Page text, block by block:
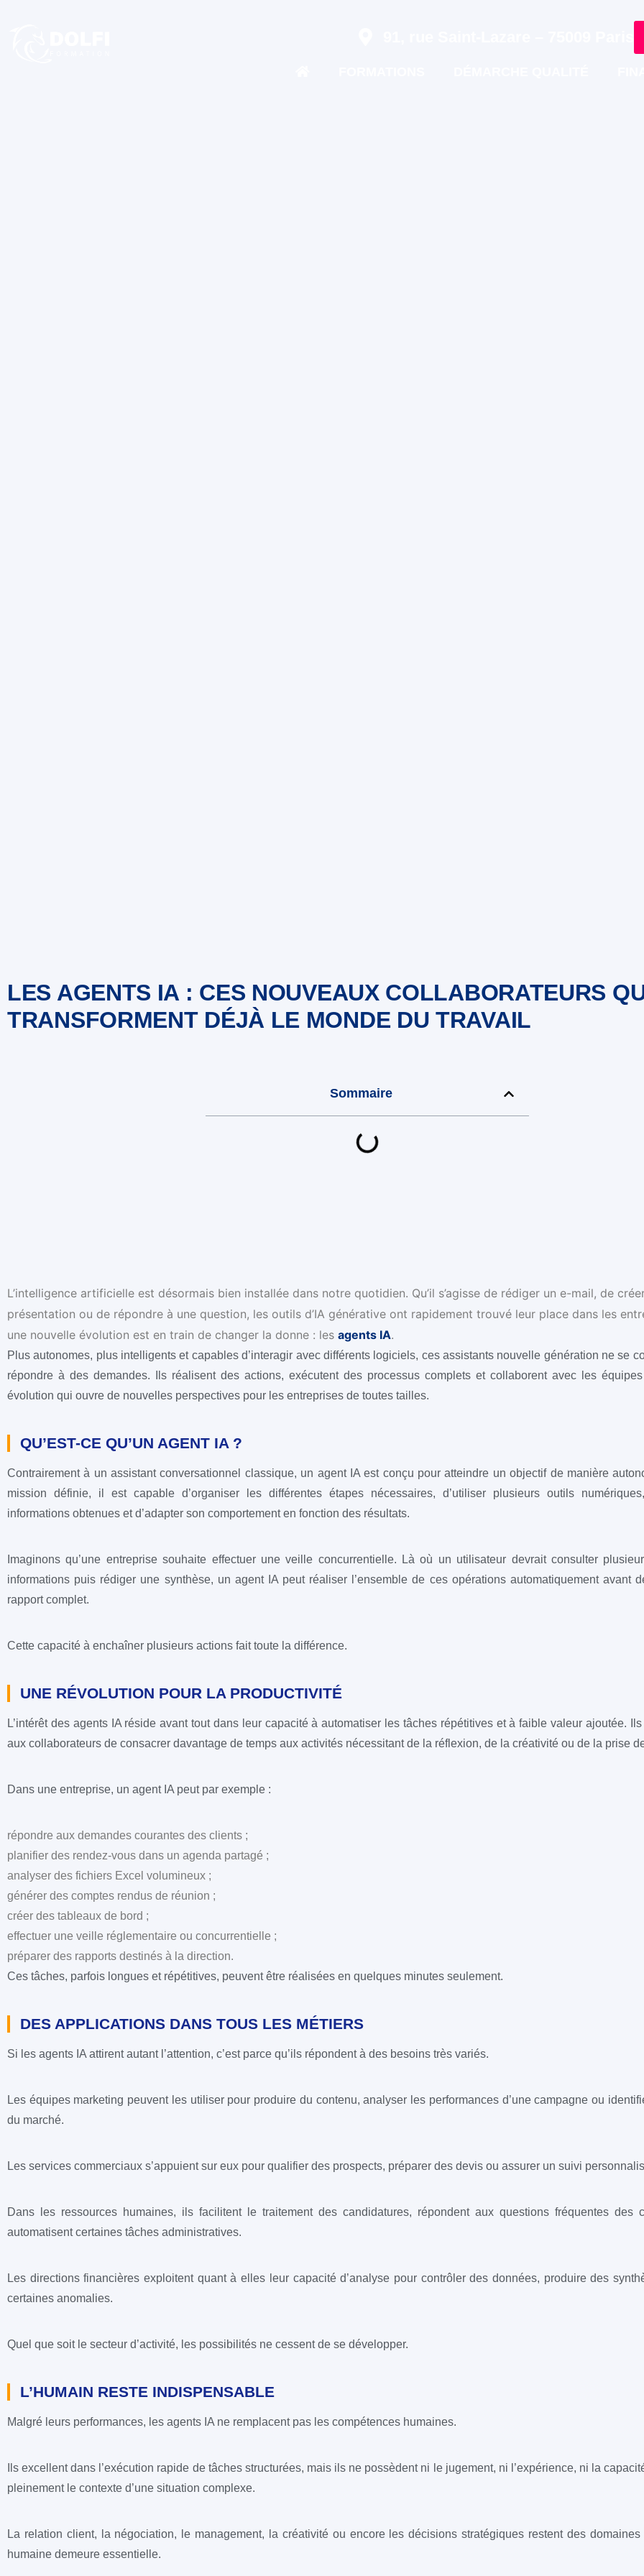
LES AGENTS IA : CES NOUVEAUX COLLABORATEURS
TRANSFORMENT DÉJÀ LE MONDE DU TRAVAIL
Sommaire
L’intelligence artificielle est désormais bien installée dans notre quotidien. Qu’il s’agisse de rédiger un e-mail, de
présentation ou de répondre à une question, les outils d’IA générative ont rapidement trouvé leur place dans les
une nouvelle évolution est en train de changer la donne : les agents IA.
Plus autonomes, plus intelligents et capables d’interagir avec différents logiciels, ces assistants nouvelle génération ne se
répondre à des demandes. Ils réalisent des actions, exécutent des processus complets et collaborent avec les
évolution qui ouvre de nouvelles perspectives pour les entreprises de toutes tailles.
QU’EST-CE QU’UN AGENT IA ?
Contrairement à un assistant conversationnel classique, un agent IA est conçu pour atteindre un objectif de manière
mission définie, il est capable d’organiser les différentes étapes nécessaires, d’utiliser plusieurs outils
informations obtenues et d’adapter son comportement en fonction des résultats.
Imaginons qu’une entreprise souhaite effectuer une veille concurrentielle. Là où un utilisateur devrait consulter
informations puis rédiger une synthèse, un agent IA peut réaliser l’ensemble de ces opérations automatiquement avant
rapport complet.
Cette capacité à enchaîner plusieurs actions fait toute la différence.
UNE RÉVOLUTION POUR LA PRODUCTIVITÉ
L’intérêt des agents IA réside avant tout dans leur capacité à automatiser les tâches répétitives et à faible valeur ajoutée.
aux collaborateurs de consacrer davantage de temps aux activités nécessitant de la réflexion, de la créativité ou de la prise
Dans une entreprise, un agent IA peut par exemple :
répondre aux demandes courantes des clients ;
planifier des rendez-vous dans un agenda partagé ;
analyser des fichiers Excel volumineux ;
générer des comptes rendus de réunion ;
créer des tableaux de bord ;
effectuer une veille réglementaire ou concurrentielle ;
préparer des rapports destinés à la direction.
Ces tâches, parfois longues et répétitives, peuvent être réalisées en quelques minutes seulement.
DES APPLICATIONS DANS TOUS LES MÉTIERS
Si les agents IA attirent autant l’attention, c’est parce qu’ils répondent à des besoins très variés.
Les équipes marketing peuvent les utiliser pour produire du contenu, analyser les performances d’une campagne ou
du marché.
Les services commerciaux s’appuient sur eux pour qualifier des prospects, préparer des devis ou assurer un suivi
Dans les ressources humaines, ils facilitent le traitement des candidatures, répondent aux questions fréquentes des
automatisent certaines tâches administratives.
Les directions financières exploitent quant à elles leur capacité d’analyse pour contrôler des données, produire des
certaines anomalies.
Quel que soit le secteur d’activité, les possibilités ne cessent de se développer.
L’HUMAIN RESTE INDISPENSABLE
Malgré leurs performances, les agents IA ne remplacent pas les compétences humaines.
Ils excellent dans l’exécution rapide de tâches structurées, mais ils ne possèdent ni le jugement, ni l’expérience, ni la
pleinement le contexte d’une situation complexe.
La relation client, la négociation, le management, la créativité ou encore les décisions stratégiques restent des domaines
humaine demeure essentielle.